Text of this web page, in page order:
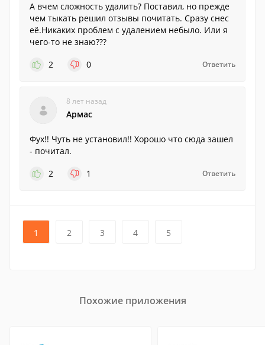
А вчем сложность удалить? Поставил, но прежде
чем тыкать решил отзывы почитать. Сразу снес
её.Никаких проблем с удалением небыло. Или я
чего-то не знаю???
2
0 Ответить
8 лет назад
Армас
Фух!! Чуть не установил!! Хорошо что сюда зашел
- почитал.
2
1 Ответить
1 2 3 4 5
Похожие приложения